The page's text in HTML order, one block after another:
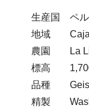
生産国 ペ
地域
農園 La
標高
品種
精製